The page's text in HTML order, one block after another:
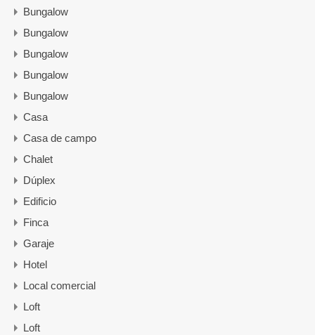
Bungalow
Bungalow
Bungalow
Bungalow
Bungalow
Casa
Casa de campo
Chalet
Dúplex
Edificio
Finca
Garaje
Hotel
Local comercial
Loft
Loft